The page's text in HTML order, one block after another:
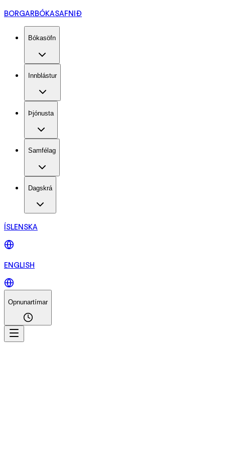
BORGARBÓKASAFNIÐ
Bókasöfn
Innblástur
Þjónusta
Samfélag
Dagskrá
ÍSLENSKA
ENGLISH
Opnunartímar